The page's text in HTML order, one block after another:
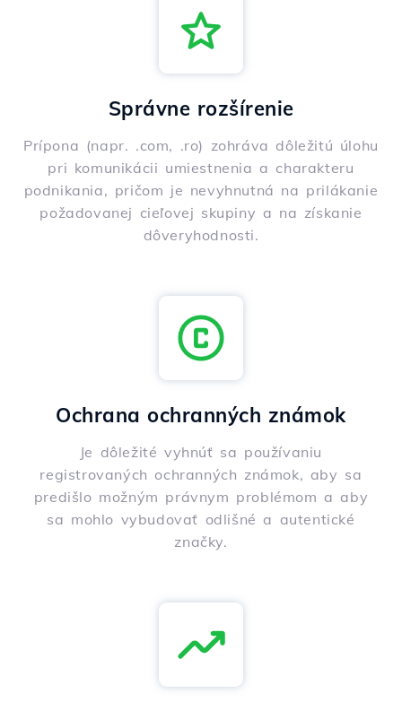
Správne rozšírenie
Prípona (napr. .com, .ro) zohráva dôležitú úlohu
pri komunikácii umiestnenia a charakteru
podnikania, pričom je nevyhnutná na prilákanie
požadovanej cieľovej skupiny a na získanie
dôveryhodnosti.
Ochrana ochranných známok
Je dôležité vyhnúť sa používaniu
registrovaných ochranných známok, aby sa
predišlo možným právnym problémom a aby
sa mohlo vybudovať odlišné a autentické
značky.